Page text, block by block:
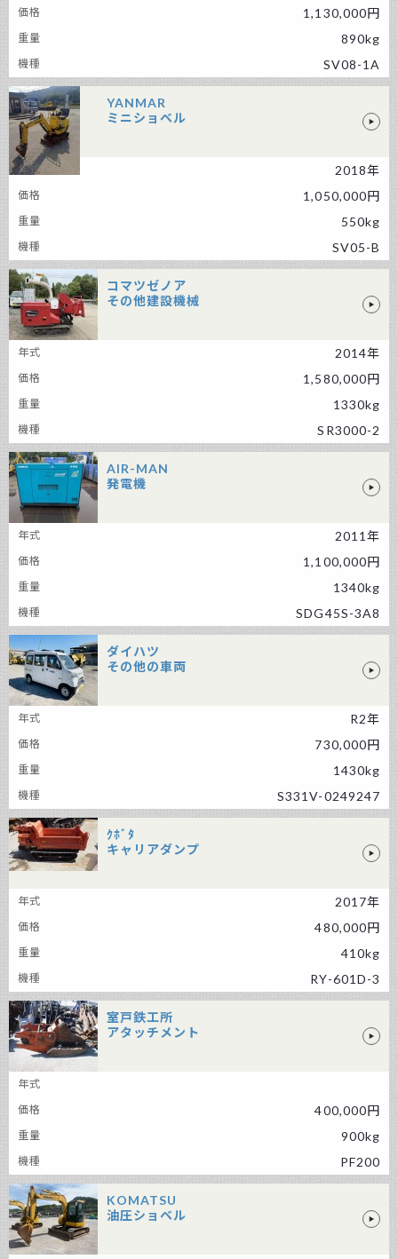
1,130,000円
890kg
SV08-1A
YANMAR
ミニショベル
2018年
1,050,000円
550kg
SV05-B
コマツゼノア
その他建設機械
2014年
1,580,000円
1330kg
SR3000-2
AIR-MAN
発電機
2011年
1,100,000円
1340kg
SDG45S-3A8
ダイハツ
その他の車両
R2年
730,000円
1430kg
S331V-0249247
ｸﾎﾞﾀ
キャリアダンプ
2017年
480,000円
410kg
RY-601D-3
室戸鉄工所
アタッチメント
400,000円
900kg
PF200
KOMATSU
油圧ショベル